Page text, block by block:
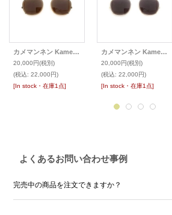
カメマンネン KameManNen KMN-114 48size専用 クリップオンサングラス
20,000円(税別)
(税込: 22,000円)
[In stock・在庫1点]
カメマンネン KameManNen KMN-114 48size専用 クリップオンサングラス
20,000円(税別)
(税込: 22,000円)
[In stock・在庫1点]
よくあるお問い合わせ事例
完売中の商品を注文できますか？